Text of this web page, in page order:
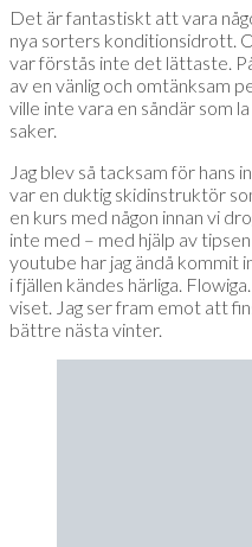
Det är fantastiskt att vara
nya sorters konditionsidrott.
var förstås inte det lättaste.
av en vänlig och omtänksam
ville inte vara en såndär som
saker.
Jag blev så tacksam för
var en duktig skidinstruktör
en kurs med någon innan vi
inte med – med hjälp av
youtube har jag ändå kommit
i fjällen kändes härliga.
viset. Jag ser fram emot att
bättre nästa vinter.